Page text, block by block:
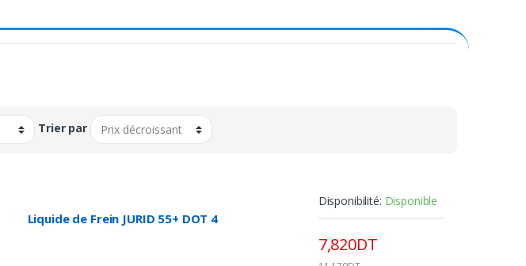
Trier par
Liquide de Frein JURID 55+ DOT 4
Disponibilité: Disponible
7,820DT